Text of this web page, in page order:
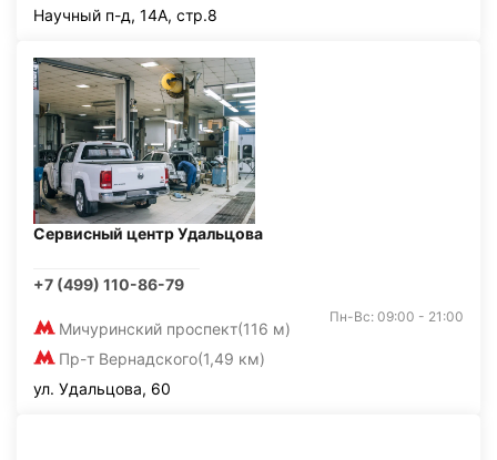
Научный п-д, 14А, стр.8
Сервисный центр Удальцова
+7 (499) 110-86-79
Мичуринский проспект(116 м)
Пр-т Вернадского(1,49 км)
Пн-Вс: 09:00 - 21:00
ул. Удальцова, 60